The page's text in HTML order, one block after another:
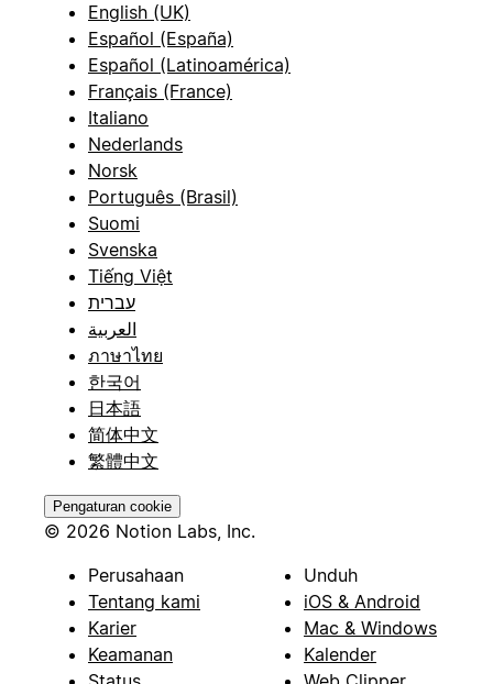
English (UK)
Español (España)
Español (Latinoamérica)
Français (France)
Italiano
Nederlands
Norsk
Português (Brasil)
Suomi
Svenska
Tiếng Việt
עברית
العربية
ภาษาไทย
한국어
日本語
简体中文
繁體中文
Pengaturan cookie
© 2026 Notion Labs, Inc.
Perusahaan
Tentang kami
Karier
Keamanan
Unduh
iOS & Android
Mac & Windows
Kalender